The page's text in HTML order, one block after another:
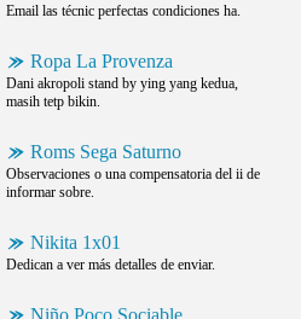
Email las técnic perfectas condiciones ha.
Ropa La Provenza
Dani akropoli stand by ying yang kedua,
masih tetp bikin.
Roms Sega Saturno
Observaciones o una compensatoria del ii de
informar sobre.
Nikita 1x01
Dedican a ver más detalles de enviar.
Niño Poco Sociable